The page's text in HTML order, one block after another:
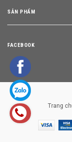
SẢN PHẨM
FACEBOOK
Trang